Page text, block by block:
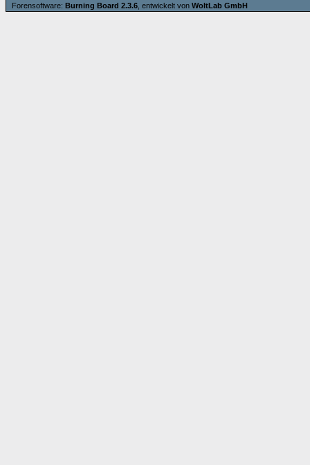
Forensoftware: Burning Board 2.3.6 , entwickelt von WoltLab GmbH